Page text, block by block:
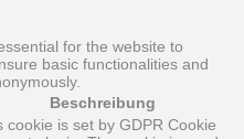
for the website to
basic functionalities and
Beschreibung
cookie is set by GDPR Cookie